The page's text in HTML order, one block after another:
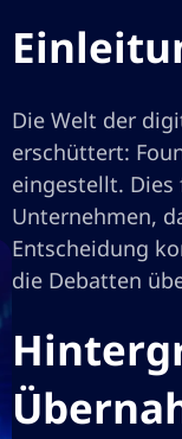
Die Welt der
erschüttert:
eingestellt.
Unternehmen,
Entscheidung
die Debatten